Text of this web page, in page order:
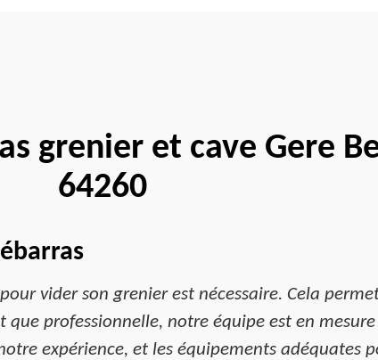
grenier et cave Gere
64260
vider son grenier est nécessaire. Cela
professionnelle, notre équipe est en
expérience, et les équipements adéquates